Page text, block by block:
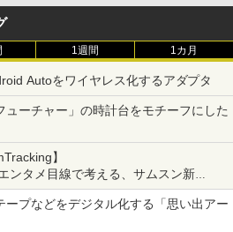
1週間 1カ月
Autoをワイヤレス化するアダプタ
ューチャー」の時計台をモチーフにした
】
ンタメ目線で考える、サムスン新
ープなどをデジタル化する「思い出アー